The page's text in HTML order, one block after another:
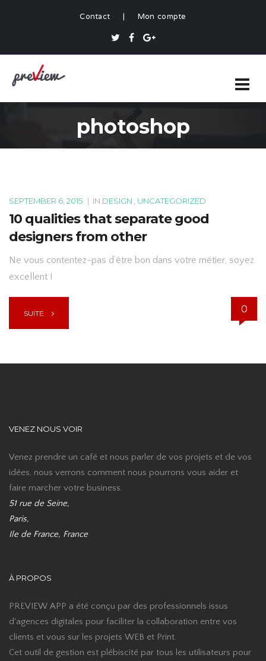
Contact | Mon compte
photoshop
SEPTEMBER 6, 2015 | IN DESIGN UNCATEGORIZED
10 qualities that separate good
designers from other
Ne vous contentez-pas d’être bon dans votre métier, soyez
excellent !
SUITE 0
VENEZ NOUS VOIR
Venez prendre un café et nous parler de vos projets et de vos
idées, nous verrons comment nous pourrons vous aider et
faire marcher votre business.
51 rue de Seine,
Paris,
Ile de France, France
À PROPOS
PREVIEW APP a été conçu par des professionnels issus
d'agences digitales pour faciliter la collaboration entre vos
clients et vous sur les projets WEB et Print.
Cet outil de gestion est plébiscité par tous les utilisateurs pour